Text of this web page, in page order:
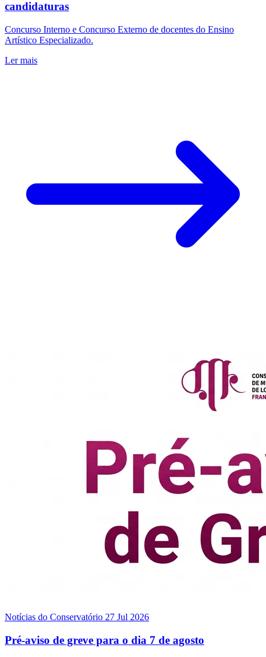
candidaturas
Concurso Interno e Concurso Externo de docentes do Ensino
Artístico Especializado.
Ler mais
Notícias do Conservatório 27 Jul 2026
Pré-aviso de greve para o dia 7 de agosto